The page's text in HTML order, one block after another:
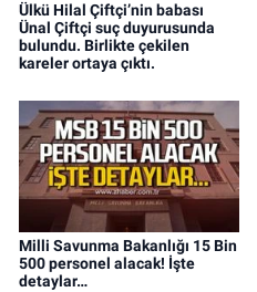
Ülkü Hilal Çiftçi’nin babası
Ünal Çiftçi suç duyurusunda
bulundu. Birlikte çekilen
kareler ortaya çıktı.
Milli Savunma Bakanlığı 15 Bin
500 personel alacak! İşte
detaylar…